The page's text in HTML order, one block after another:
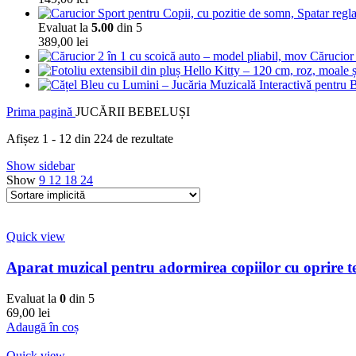
Evaluat la 5.00 din 5
389,00 lei
Prima pagină JUCĂRII BEBELUȘI
Afișez 1 - 12 din 224 de rezultate
Show sidebar
Show 9 12 18 24
Quick view
Aparat muzical pentru adormirea copiilor cu oprire
Evaluat la 0 din 5
69,00 lei
Adaugă în coș